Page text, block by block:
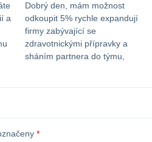
a
Dobrý den, mám možnost
odkoupit 5% rychle expandují
firmy zabývající se
zdravotnickými přípravky a
sháním partnera do týmu,
Děkuji.
*